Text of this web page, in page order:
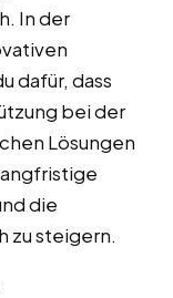
In der
dafür, dass
bei der
Lösungen
die
zu steigern.